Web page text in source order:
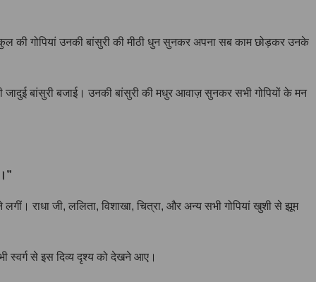
की गोपियां उनकी बांसुरी की मीठी धुन सुनकर अपना सब काम छोड़कर उनके
बांसुरी बजाई। उनकी बांसुरी की मधुर आवाज़ सुनकर सभी गोपियों के मन
राधा जी, ललिता, विशाखा, चित्रा, और अन्य सभी गोपियां खुशी से झूम
स्वर्ग से इस दिव्य दृश्य को देखने आए।